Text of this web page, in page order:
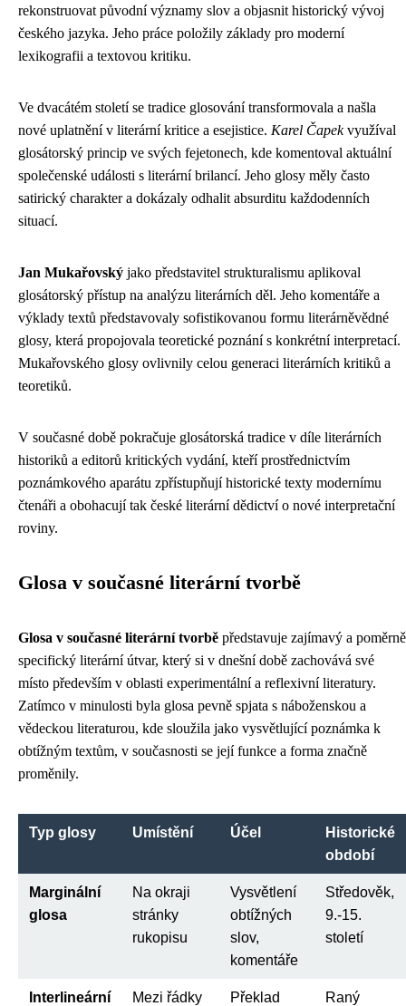
rekonstruovat původní významy slov a objasnit historický vývoj
českého jazyka. Jeho práce položily základy pro moderní
lexikografii a textovou kritiku.
Ve dvacátém století se tradice glosování transformovala a našla
nové uplatnění v literární kritice a esejistice. Karel Čapekvyužíval
glosátorský princip ve svých fejetonech, kde komentoval aktuální
společenské události s literární brilancí. Jeho glosy měly často
satirický charakter a dokázaly odhalit absurditu každodenních
situací.
Jan Mukařovský jako představitel strukturalismu aplikoval
glosátorský přístup na analýzu literárních děl. Jeho komentáře a
výklady textů představovaly sofistikovanou formu literárněvědné
glosy, která propojovala teoretické poznání s konkrétní interpretací.
Mukařovského glosy ovlivnily celou generaci literárních kritiků a
teoretiků.
V současné době pokračuje glosátorská tradice v díle literárních
historiků a editorů kritických vydání, kteří prostřednictvím
poznámkového aparátu zpřístupňují historické texty modernímu
čtenáři a obohacují tak české literární dědictví o nové interpretační
roviny.
Glosa v současné literární tvorbě
Glosa v současné literární tvorbě představuje zajímavý a poměrně
specifický literární útvar, který si v dnešní době zachovává své
místo především v oblasti experimentální a reflexivní literatury.
Zatímco v minulosti byla glosa pevně spjata s náboženskou a
vědeckou literaturou, kde sloužila jako vysvětlující poznámka k
obtížným textům, v současnosti se její funkce a forma značně
proměnily.
Typ glosy Umístění Účel
Historické
období
Marginální
glosa
Na okraji
stránky
rukopisu
Vysvětlení
obtížných
slov,
komentáře
Středověk,
9.-15.
století
Interlineární Mezi řádky Překlad Raný